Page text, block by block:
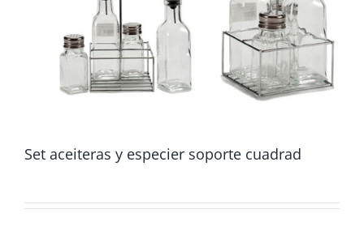
Set aceiteras y especier soporte cuadrad